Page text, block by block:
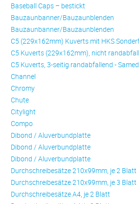
Baseball Caps – bestickt
Bauzaunbanner/Bauzaunblenden
Bauzaunbanner/Bauzaunblenden
C5 (229x162mm) Kuverts mit HKS
C5 Kuverts (229x162mm), nicht
C5 Kuverts, 3-seitig randabfallend -
Channel
Chromy
Chute
Citylight
Compo
Dibond / Aluverbundplatte
Dibond / Aluverbundplatte
Dibond / Aluverbundplatte
Durchschreibesätze 210x99mm, je 2 Blatt
Durchschreibesätze 210x99mm, je 3 Blatt
Durchschreibesätze A4, je 2 Blatt